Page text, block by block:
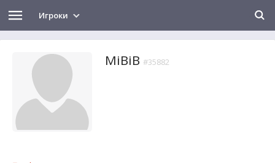
Игроки
MiBiB #35882